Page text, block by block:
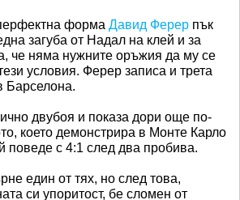
форма Давид Ферер пък
загуба от Надал на клей и за
че няма нужните оръжия да му се
условия. Ферер записа и трета
Барселона.
двубоя и показа дори още по-
което демонстрира в Монте Карло
поведе с 4:1 след два пробива.
един от тях, но след това,
си упоритост, бе сломен от